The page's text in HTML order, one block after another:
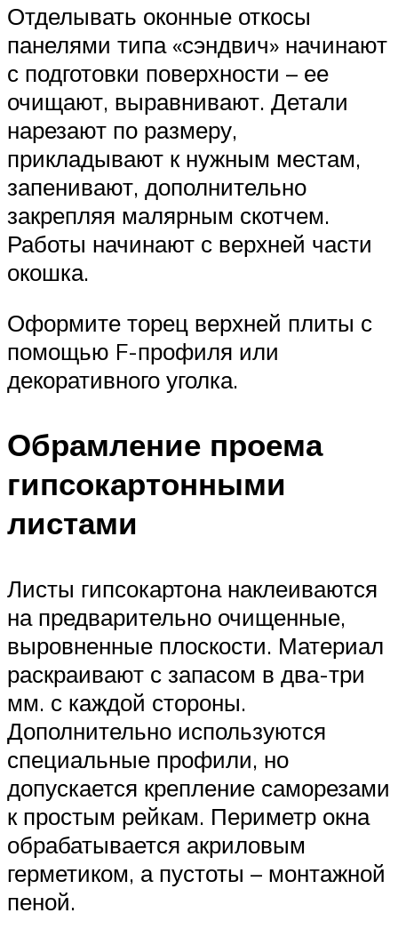
Отделывать оконные откосы
панелями типа «сэндвич» начинают
с подготовки поверхности – ее
очищают, выравнивают. Детали
нарезают по размеру,
прикладывают к нужным местам,
запенивают, дополнительно
закрепляя малярным скотчем.
Работы начинают с верхней части
окошка.
Оформите торец верхней плиты с
помощью F-профиля или
декоративного уголка.
Обрамление проема
гипсокартонными
листами
Листы гипсокартона наклеиваются
на предварительно очищенные,
выровненные плоскости. Материал
раскраивают с запасом в два-три
мм. с каждой стороны.
Дополнительно используются
специальные профили, но
допускается крепление саморезами
к простым рейкам. Периметр окна
обрабатывается акриловым
герметиком, а пустоты – монтажной
пеной.